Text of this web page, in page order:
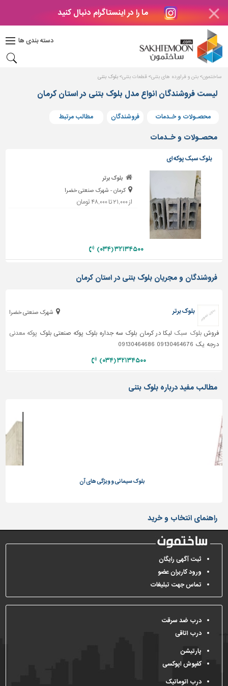
ما را در اینستاگرام دنبال کنید
دسته بندی ها
دکوراسیون
بتن
های
بتنی
و
پنجره
ساختمانی
نرده
و
حفاظ
دیوارپوش،
سرویس
ابزار،یراق
ماشین
آلات
برقی،روشنایی،ایمنی
محوطه
سازی
ترافیک
و
سازه
سایر
ساختمون بتن و فراورده های بتنی قطعات بتنی بلوک بتنی
لیست فروشندگان انواع مدل بلوک بتنی در استان کرمان
محصـولات و خـدمات فروشندگان مطالب مرتبط
محصـولات و خـدمات
بلوک سبک پوکه ای
بلوک برتر
کرمان - شهرک صنعتی خضرا
از ۲۱,۰۰۰ تا ۴۸,۰۰۰ تومان
۳۲۱۳۴۵۰۰ (۰۳۴)
فروشندگان و مجریان بلوک بتنی در استان کرمان
شهرک صنعتی خضرا بلوک برتر
فروشبلوک سبک لیکا در کرمان بلوک سه جداره بلوک پوکه صنعتی بلوک پوکه معدنی
درجه یک 09130464676 09130464686
۳۲۱۳۴۵۰۰ (۰۳۴)
مطالب مفید درباره بلوک بتنی
بلوک سیمانی و ویژگی های آن
راهنمای انتخاب و خرید
ثبت آگهی رایگان
ورود کاربران عضو
تماس جهت تبلیغات
درب ضد سرقت
درب اتاقی
پارتیشن
کفپوش اپوکسی
درب اتوماتیک